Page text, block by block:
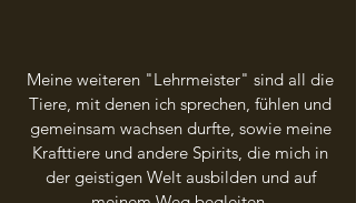
Meine weiteren "Lehrmeister" sind all die
Tiere, mit denen ich sprechen, fühlen und
gemeinsam wachsen durfte, sowie meine
Krafttiere und andere Spirits, die mich in
der geistigen Welt ausbilden und auf